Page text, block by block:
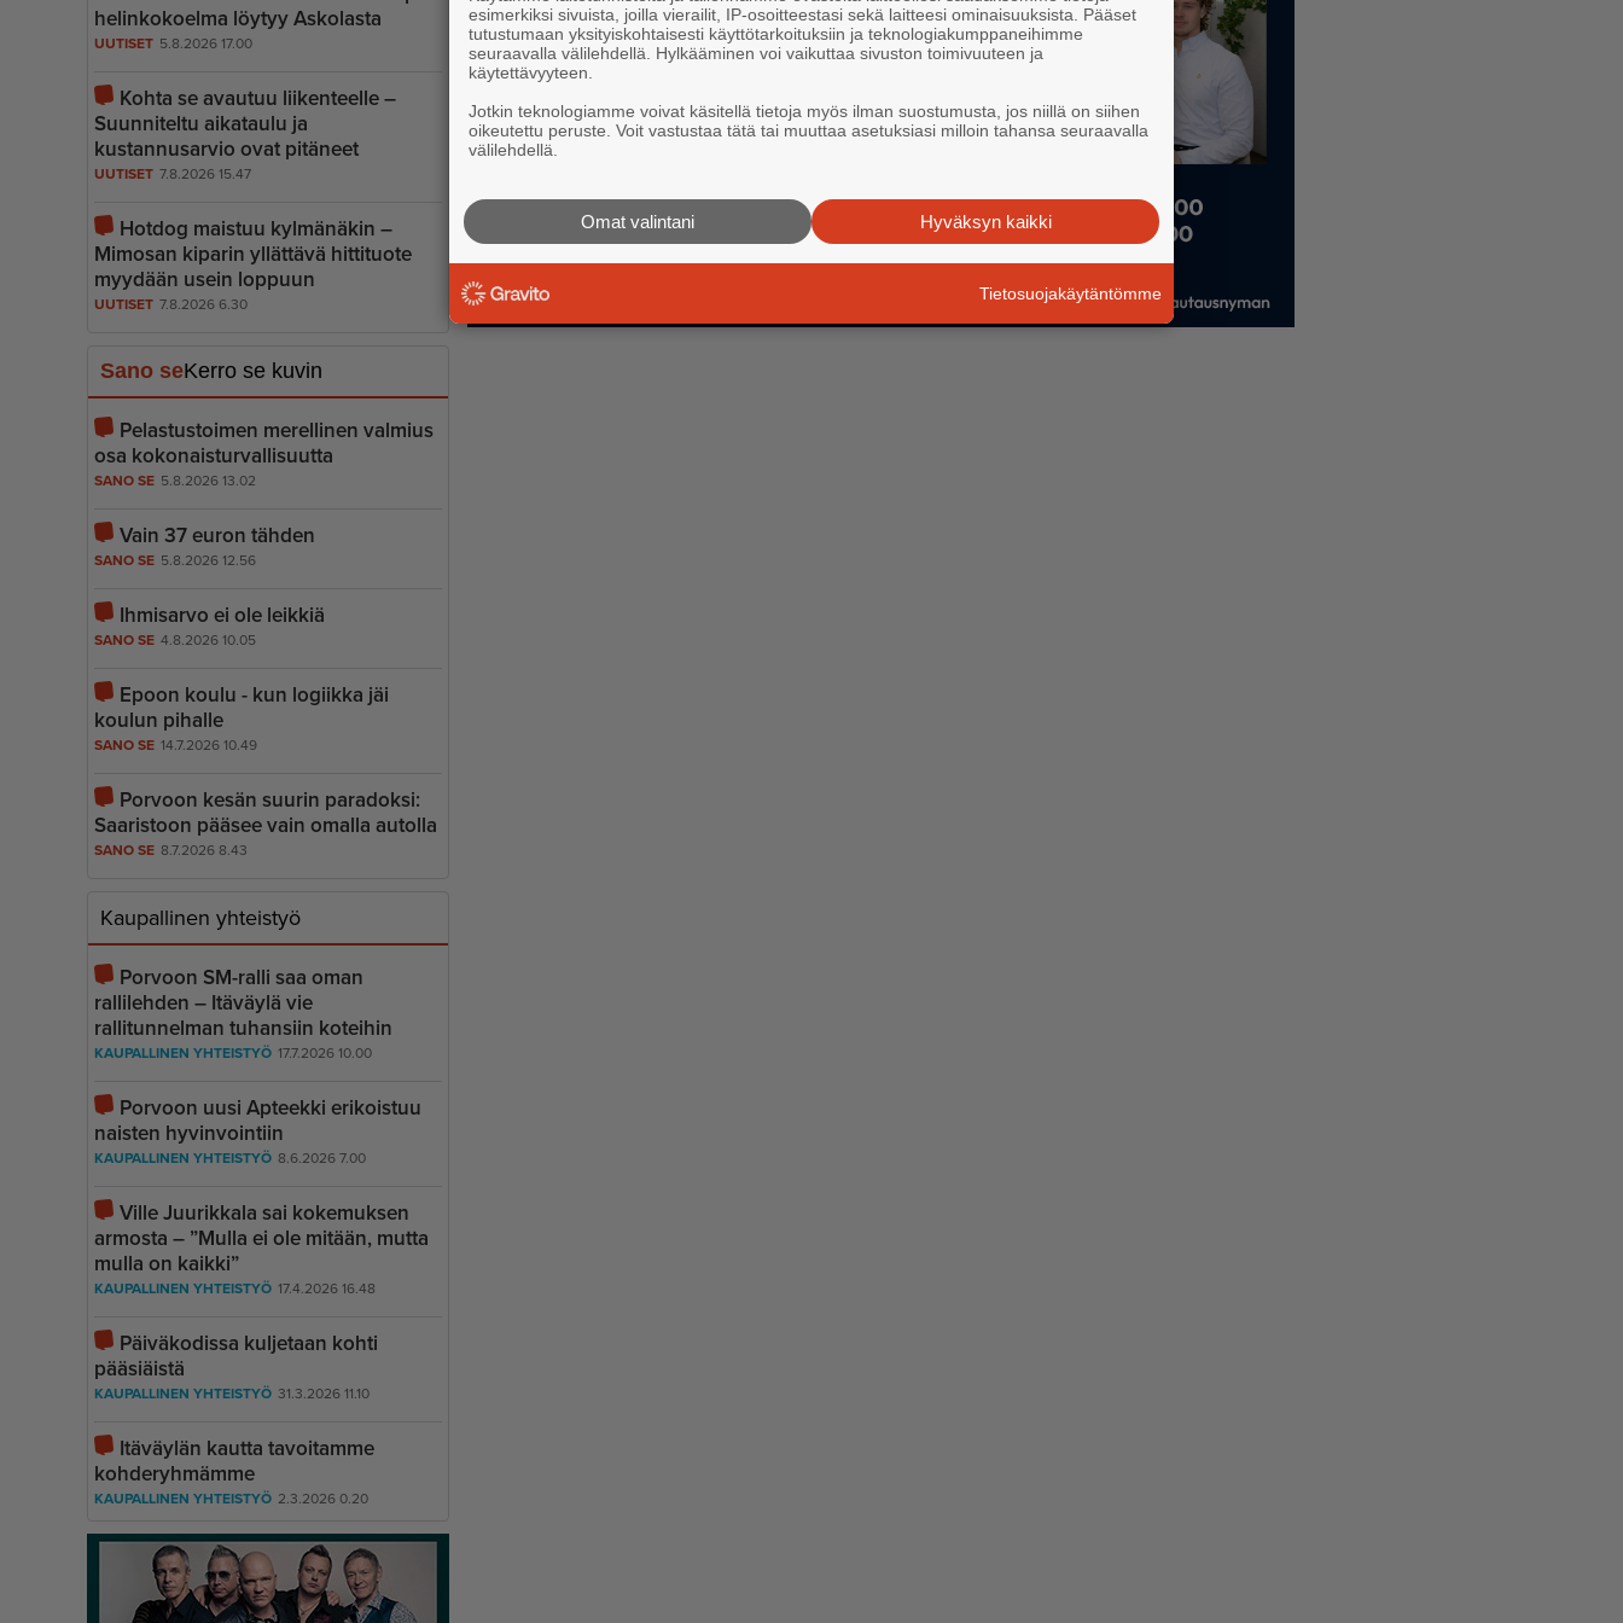
he­lin­ko­koelma löytyy Askolasta
UUTISET 5.8.2026 17.00
Kohta se avautuu liikenteelle –
Suunniteltu aikataulu ja
kustannusarvio ovat pitäneet
UUTISET 7.8.2026 15.47
Hotdog maistuu kylmänäkin –
Mimosan kiparin yllättävä hittituote
myydään usein loppuun
UUTISET 7.8.2026 6.30
Sano seKerro se kuvin
Pelastustoimen merellinen valmius
osa kokonais­tur­val­li­suutta
SANO SE 5.8.2026 13.02
Vain 37 euron tähden
SANO SE 5.8.2026 12.56
Ihmisarvo ei ole leikkiä
SANO SE 4.8.2026 10.05
Epoon koulu - kun logiikka jäi
koulun pihalle
SANO SE 14.7.2026 10.49
Porvoon kesän suurin paradoksi:
Saaristoon pääsee vain omalla autolla
SANO SE 8.7.2026 8.43
Kaupallinen yhteistyö
Porvoon SM-ralli saa oman
rallilehden – Itäväylä vie
rallitunnelman tuhansiin koteihin
KAUPALLINEN YHTEISTYÖ 17.7.2026 10.00
Porvoon uusi Apteekki erikoistuu
naisten hyvinvointiin
KAUPALLINEN YHTEISTYÖ 8.6.2026 7.00
Ville Juurikkala sai kokemuksen
armosta – ”Mulla ei ole mitään, mutta
mulla on kaikki”
KAUPALLINEN YHTEISTYÖ 17.4.2026 16.48
Päiväkodissa kuljetaan kohti
pääsiäistä
KAUPALLINEN YHTEISTYÖ 31.3.2026 11.10
Itäväylän kautta tavoitamme
kohderyhmämme
KAUPALLINEN YHTEISTYÖ 2.3.2026 0.20
esimerkiksi sivuista, joilla vierailit, IP-osoitteestasi sekä laitteesi ominaisuuksista. Pääset
tutustumaan yksityiskohtaisesti käyttötarkoituksiin ja teknologiakumppaneihimme
seuraavalla välilehdellä. Hylkääminen voi vaikuttaa sivuston toimivuuteen ja
käytettävyyteen.
Jotkin teknologiamme voivat käsitellä tietoja myös ilman suostumusta, jos niillä on siihen
oikeutettu peruste. Voit vastustaa tätä tai muuttaa asetuksiasi milloin tahansa seuraavalla
välilehdellä.
Hyväksyn kaikki
Omat valintani
Tietosuojakäytäntömme